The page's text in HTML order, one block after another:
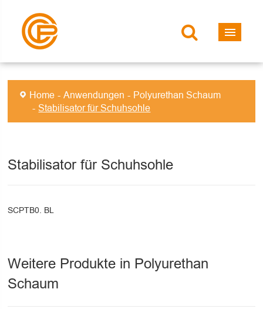
Home Anwendungen
Polyurethan Schaum
Stabilisator für Schuhsohle
Stabilisator für Schuhsohle
SCPTB0. BL
Weitere Produkte in Polyurethan
Schaum